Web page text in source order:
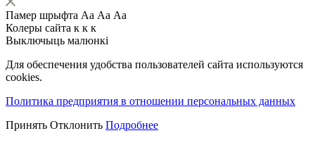
Памер шрыфта Аа Аа Аа
Колеры сайта к к к
Выключыць малюнкі
Для обеспечения удобства пользователей сайта используются
cookies.
Политика предприятия в отношении персональных данных
Принять Отклонить Подробнее